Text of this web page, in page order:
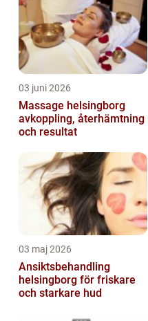
03 juni 2026
Massage helsingborg
avkoppling, återhämtning
och resultat
03 maj 2026
Ansiktsbehandling
helsingborg för friskare
och starkare hud